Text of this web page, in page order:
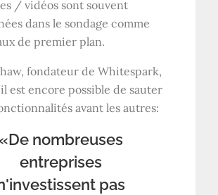
/ vidéos sont souvent
dans le sondage comme
de premier plan.
fondateur de Whitespark,
il est encore possible de sauter
avant les autres:
nombreuses
entreprises
pas